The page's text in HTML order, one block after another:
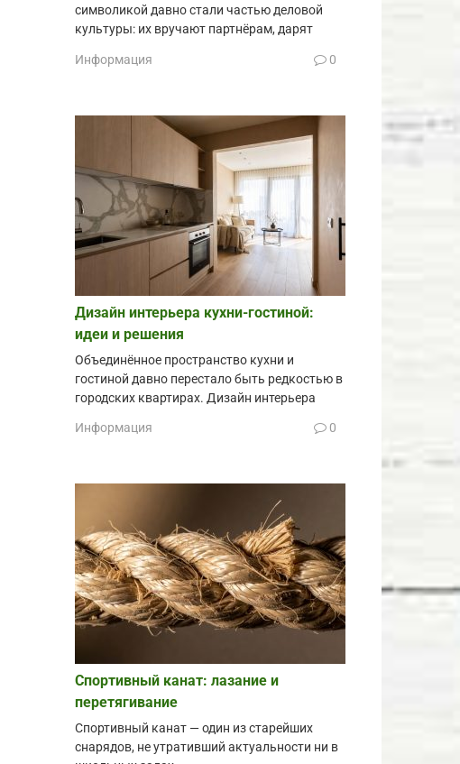
символикой давно стали частью деловой
культуры: их вручают партнёрам, дарят
Информация 0
Дизайн интерьера кухни-гостиной:
идеи и решения
Объединённое пространство кухни и
гостиной давно перестало быть редкостью в
городских квартирах. Дизайн интерьера
Информация 0
Спортивный канат: лазание и
перетягивание
Спортивный канат — один из старейших
снарядов, не утративший актуальности ни в